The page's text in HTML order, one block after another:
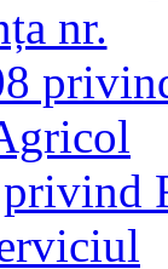
privind